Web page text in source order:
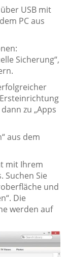
USB mit
PC aus
Sicherung“,
zu „Apps
aus dem
mit Ihrem
Suchen Sie
und
Die
werden auf